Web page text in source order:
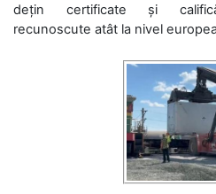
dețin certificate și
recunoscute atât la nivel